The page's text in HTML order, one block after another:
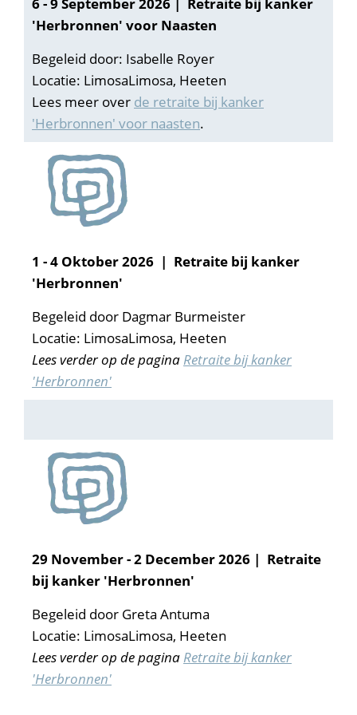
'Herbronnen' voor Naasten
Begeleid door: Isabelle Royer
Locatie: LimosaLimosa, Heeten
Lees meer over de retraite bij kanker
'Herbronnen' voor naasten.
1 - 4 Oktober 2026 | Retraite bij kanker
'Herbronnen'
Begeleid door Dagmar Burmeister
Locatie: LimosaLimosa, Heeten
Lees verder op de pagina Retraite bij kanker
'Herbronnen'
29 November - 2 December2026 | Retraite
bij kanker 'Herbronnen'
Begeleid door Greta Antuma
Locatie: LimosaLimosa, Heeten
Lees verder op de pagina Retraite bij kanker
'Herbronnen'